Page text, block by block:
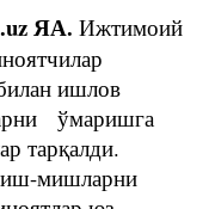
ЯА. Ижтимоий
ишлов
ўмаришга
тарқалди.
мишларни